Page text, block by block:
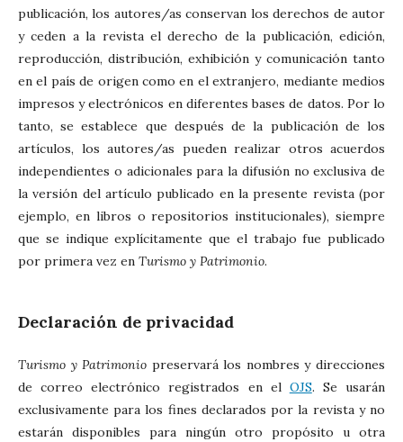
publicación, los autores/as conservan los derechos de autor
y ceden a la revista el derecho de la publicación, edición,
reproducción, distribución, exhibición y comunicación tanto
en el país de origen como en el extranjero, mediante medios
impresos y electrónicos en diferentes bases de datos. Por lo
tanto, se establece que después de la publicación de los
artículos, los autores/as pueden realizar otros acuerdos
independientes o adicionales para la difusión no exclusiva de
la versión del artículo publicado en la presente revista (por
ejemplo, en libros o repositorios institucionales), siempre
que se indique explícitamente que el trabajo fue publicado
por primera vez en Turismo y Patrimonio.
Declaración de privacidad
Turismo y Patrimonio preservará los nombres y direcciones
de correo electrónico registrados en el OJS. Se usarán
exclusivamente para los fines declarados por la revista y no
estarán disponibles para ningún otro propósito u otra